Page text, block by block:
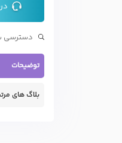
توضیحات
بلاگ های